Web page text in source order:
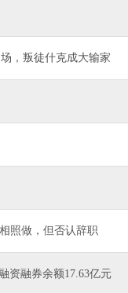
，叛徒什克成大输家
照做，但否认辞职
资融券余额17.63亿元